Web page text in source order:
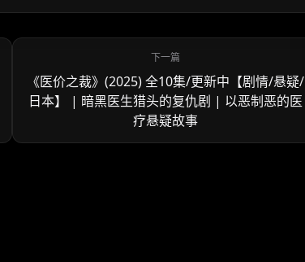
《医价之裁》(2025) 全10集/更新中【剧情/悬疑/
日本】 | 暗黑医生猎头的复仇剧 | 以恶制恶的医
疗悬疑故事